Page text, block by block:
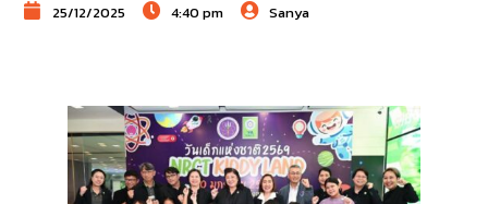
25/12/2025 4:40 pm Sanya